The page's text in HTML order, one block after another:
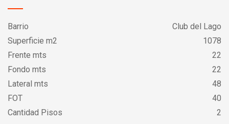
Barrio
Club del Lago
Superficie m2
1078
Frente mts
22
Fondo mts
22
Lateral mts
48
FOT
40
Cantidad Pisos
2